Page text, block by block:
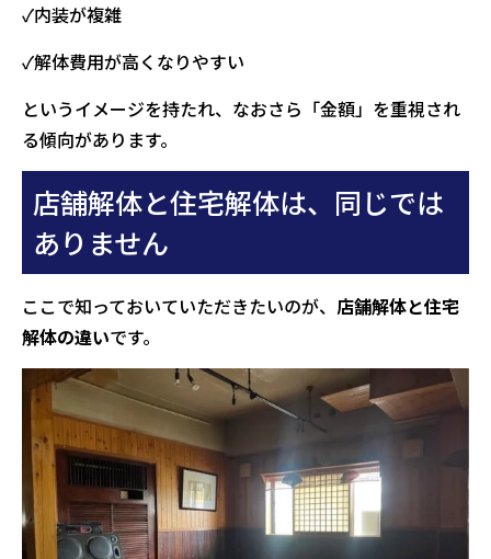
✓内装が複雑
✓解体費用が高くなりやすい
というイメージを持たれ、なおさら「金額」を重視され
る傾向があります。
店舗解体と住宅解体は、同じでは
ありません
ここで知っておいていただきたいのが、 店舗解体と住宅
解体の違いです。